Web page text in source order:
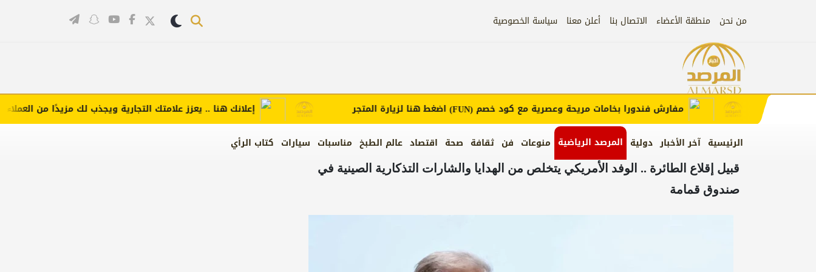
من نحن منطقة الأعضاء الاتصال بنا أعلن معنا سياسة الخصوصية
الرئيسية آخر الأخبار دولية المرصد الرياضية منوعات فن ثقافة صحة اقتصاد عالم الطبخ مناسبات سيارات كتاب الرأي
إعلانك هنا .. يعزز علامتك التجارية ويجذب لك مزيدًا من العملاء مفارش فندورا بخامات مريحة وعصرية مع كود خصم(FUN)اضغط هنا لزيارة المتجر
قبيل إقلاع الطائرة .. الوفد الأمريكي يتخلص من الهدايا والشارات التذكارية الصينية في
صندوق قمامة